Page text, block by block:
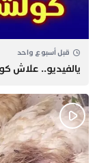
قبل أسبوع واحد
يالفيديو.. علاش